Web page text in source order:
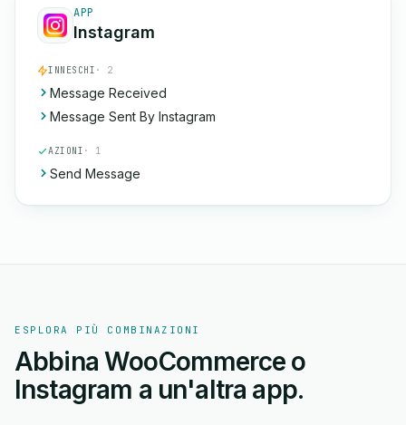
APP
Instagram
INNESCHI · 2
Message Received
Message Sent By Instagram
AZIONI · 1
Send Message
ESPLORA PIÙ COMBINAZIONI
Abbina WooCommerce o
Instagram a un'altra app.